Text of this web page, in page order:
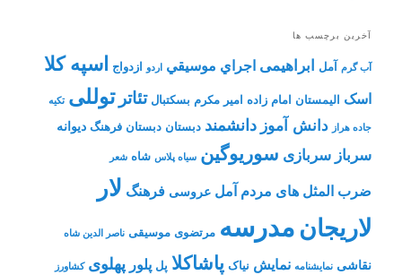
آخرین برچسب ها
آب گرم آمل ابراهیمی اجراي موسيقي اردو ازدواج اسپه کلا
اسک الیمستان امام زاده امیر مکرم بسکتبال تئاتر توللی تکیه
جاده هراز دانش آموز دانشمند دبستان دبستان فرهنگ دیوانه
سرباز سربازی سوریوگین سیاه پلاس شاه شعر
ضرب المثل های مردم آمل عروسی فرهنگ لار
لاریجانمدرسه مرتضوی موسیقی ناصر الدین شاه
نقاشی نمايشنامه نمایش نیاک پاشاکلا پل پلور پهلوی کشاورز